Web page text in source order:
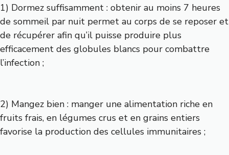
1) Dormez suffisamment : obtenir au moins 7 heures
de sommeil par nuit permet au corps de se reposer et
de récupérer afin qu’il puisse produire plus
efficacement des globules blancs pour combattre
l’infection ;
2) Mangez bien : manger une alimentation riche en
fruits frais, en légumes crus et en grains entiers
favorise la production des cellules immunitaires ;